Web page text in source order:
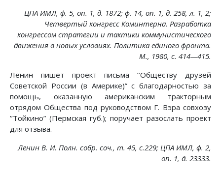
ЦПА ИМЛ, ф. 5, on. 1, д. 1872; ф. 14, on. 1, д. 258, л. 1, 2;
Четвертый конгресс Коминтерна. Разработка
конгрессом стратегии и тактики коммунистического
движения в новых условиях. Политика единого фронта.
М., 1980, с. 414—415.
Ленин пишет проект письма ’’Обществу друзей
Советской России (в Америке)” с благодарностью за
помощь, оказанную американским тракторным
отрядом Общества под руководством Г. Вэра совхозу
’’Тойкино” (Пермская губ.); поручает разослать проект
для отзыва.
Ленин В. И. Полн. собр. соч., т. 45, с.229; ЦПА ИМЛ, ф. 2,
on. 1, д. 23333.